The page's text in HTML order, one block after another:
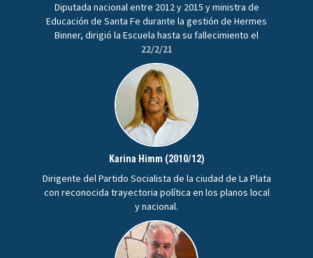
Diputada nacional entre 2012 y 2015 y ministra de
Educación de Santa Fe durante la gestión de Hermes
Binner, dirigió la Escuela hasta su fallecimiento el
22/2/21
Karina Himm (2010/12)
Dirigente del Partido Socialista de la ciudad de La Plata
con reconocida trayectoria política en los planos local
y nacional.